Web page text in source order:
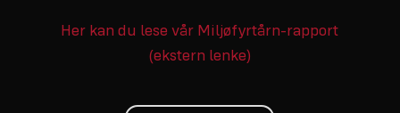
Her kan du lese vår Miljøfyrtårn-rapport
(ekstern lenke)